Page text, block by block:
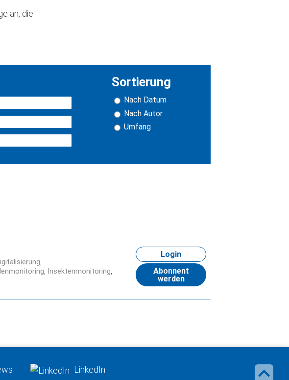
an, die
Sortierung
Nach Datum
Nach Autor
Umfang
Insektenmonitoring
Login
Abonnent
werden
LinkedIn